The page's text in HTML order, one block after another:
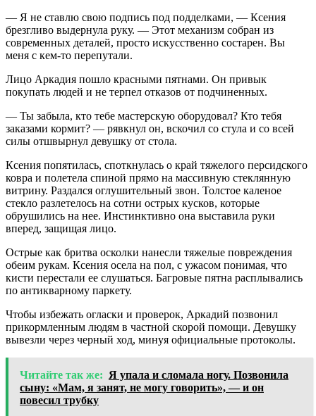
— Я не ставлю свою подпись под подделками, — Ксения
брезгливо выдернула руку. — Этот механизм собран из
современных деталей, просто искусственно состарен. Вы
меня с кем-то перепутали.
Лицо Аркадия пошло красными пятнами. Он привык
покупать людей и не терпел отказов от подчиненных.
— Ты забыла, кто тебе мастерскую оборудовал? Кто тебя
заказами кормит? — рявкнул он, вскочил со стула и со всей
силы отшвырнул девушку от стола.
Ксения попятилась, споткнулась о край тяжелого персидского
ковра и полетела спиной прямо на массивную стеклянную
витрину. Раздался оглушительный звон. Толстое каленое
стекло разлетелось на сотни острых кусков, которые
обрушились на нее. Инстинктивно она выставила руки
вперед, защищая лицо.
Острые как бритва осколки нанесли тяжелые повреждения
обеим рукам. Ксения осела на пол, с ужасом понимая, что
кисти перестали ее слушаться. Багровые пятна расплывались
по антикварному паркету.
Чтобы избежать огласки и проверок, Аркадий позвонил
прикормленным людям в частной скорой помощи. Девушку
вывезли через черный ход, минуя официальные протоколы.
Читайте так же: Я упала и сломала ногу. Позвонила
сыну: «Мам, я занят, не могу говорить», — и он
повесил трубку